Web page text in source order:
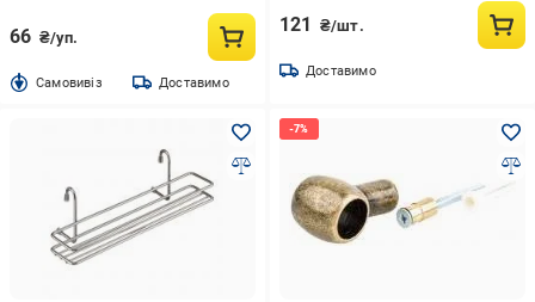
66 ₴/уп.
Cамовивіз Доставимо
121 ₴/шт.
Доставимо